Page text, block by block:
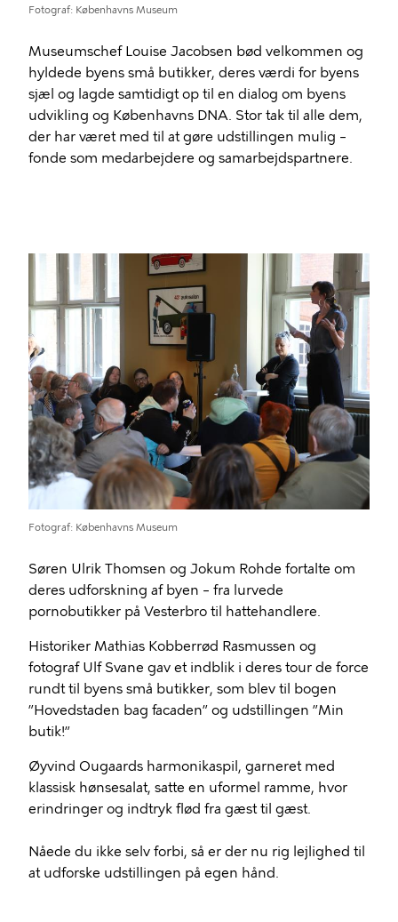
Fotograf Københavns Museum
Museumschef Louise Jacobsen bød velkommen og
hyldede byens små butikker, deres værdi for byens
sjæl og lagde samtidigt op til en dialog om byens
udvikling og Københavns DNA. Stor tak til alle dem,
der har været med til at gøre udstillingen mulig –
fonde som medarbejdere og samarbejdspartnere.
Billede
Fotograf Københavns Museum
Søren Ulrik Thomsen og Jokum Rohde fortalte om
deres udforskning af byen – fra lurvede
pornobutikker på Vesterbro til hattehandlere.
Historiker Mathias Kobberrød Rasmussen og
fotograf Ulf Svane gav et indblik i deres tour de force
rundt til byens små butikker, som blev til bogen
”Hovedstaden bag facaden” og udstillingen ”Min
butik!”
Øyvind Ougaards harmonikaspil, garneret med
klassisk hønsesalat, satte en uformel ramme, hvor
erindringer og indtryk flød fra gæst til gæst.
Nåede du ikke selv forbi, så er der nu rig lejlighed til
at udforske udstillingen på egen hånd.